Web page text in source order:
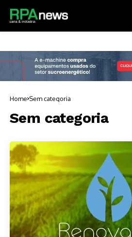
Home Sem categoria
Sem categoria